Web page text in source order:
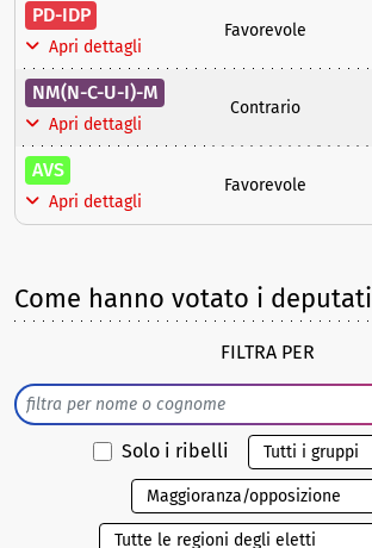
PD-IDP
Apri dettagli
Favorevole
NM(N-C-U-I)-M
Apri dettagli
Contrario
AVS
Apri dettagli
Favorevole
Come hanno votato i deputati
FILTRA PER
Solo i ribelli